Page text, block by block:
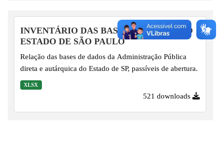
INVENTÁRIO DAS BASES DE DADOS DO
ESTADO DE SÃO PAULO
Relação das bases de dados da Administração Pública
direta e autárquica do Estado de SP, passíveis de abertura.
XLSX
521 downloads